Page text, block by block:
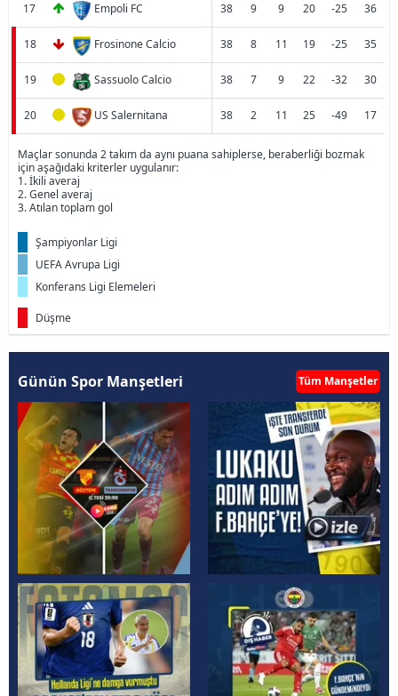
17 Empoli FC 38 9 9 20 -25 36
18 Frosinone Calcio 38 8 11 19 -25 35
19 Sassuolo Calcio 38 7 9 22 -32 30
20 US Salernitana 38 2 11 25 -49 17
Maçlar sonunda 2 takım da aynı puana sahiplerse, beraberliği bozmak
için aşağıdaki kriterler uygulanır:
1. İkili averaj
2. Genel averaj
3. Atılan toplam gol
Şampiyonlar Ligi
UEFA Avrupa Ligi
Konferans Ligi Elemeleri
Düşme
Günün Spor Manşetleri Tüm Manşetler